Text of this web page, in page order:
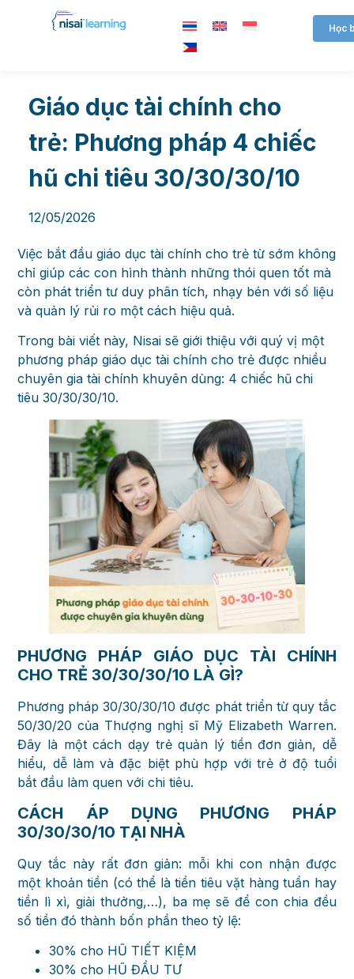
Học
Giáo dục tài chính cho
trẻ: Phương pháp 4 chiếc
hũ chi tiêu 30/30/30/10
12/05/2026
Việc bắt đầu giáo dục tài chính cho trẻ từ sớm không
chỉ giúp các con hình thành những thói quen tốt mà
còn phát triển tư duy phân tích, nhạy bén với số liệu
và quản lý rủi ro một cách hiệu quả.
Trong bài viết này, Nisai sẽ giới thiệu với quý vị một
phương pháp giáo dục tài chính cho trẻ được nhiều
chuyên gia tài chính khuyên dùng: 4 chiếc hũ chi
tiêu 30/30/30/10.
PHƯƠNG PHÁP GIÁO DỤC TÀI CHÍNH
CHO TRẺ 30/30/30/10 LÀ GÌ?
Phương pháp 30/30/30/10 được phát triển từ quy tắc
50/30/20 của Thượng nghị sĩ Mỹ Elizabeth Warren.
Đây là một cách dạy trẻ quản lý tiền đơn giản, dễ
hiểu, dễ làm và đặc biệt phù hợp với trẻ ở độ tuổi
bắt đầu làm quen với chi tiêu.
CÁCH ÁP DỤNG PHƯƠNG PHÁP
30/30/30/10 TẠI NHÀ
Quy tắc này rất đơn giản: mỗi khi con nhận được
một khoản tiền (có thể là tiền tiêu vặt hàng tuần hay
tiền lì xì, giải thưởng,…), ba mẹ sẽ để con chia đều
số tiền đó thành bốn phần theo tỷ lệ:
30% cho HŨ TIẾT KIỆM
30% cho HŨ ĐẦU TƯ